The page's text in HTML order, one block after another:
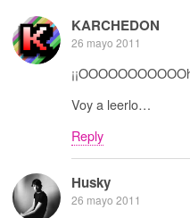
KARCHEDON
26 mayo 2011
Voy a leerlo…
Reply
Husky
26 mayo 2011